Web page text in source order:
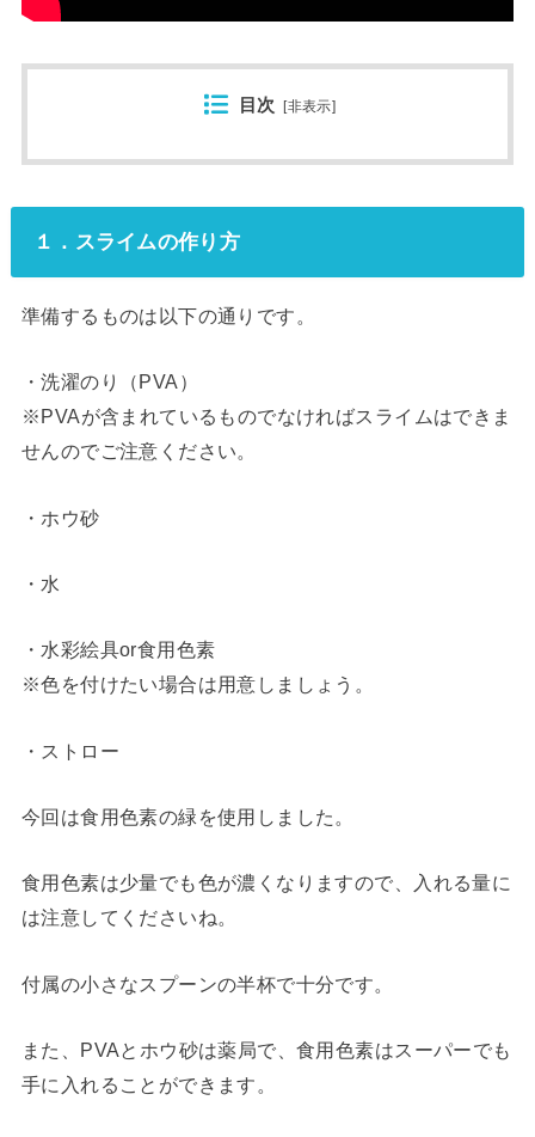
目次 [非表示]
１．スライムの作り方
準備するものは以下の通りです。
・洗濯のり（PVA）
※PVAが含まれているものでなければスライムはできま
せんのでご注意ください。
・ホウ砂
・水
・水彩絵具or食用色素
※色を付けたい場合は用意しましょう。
・ストロー
今回は食用色素の緑を使用しました。
食用色素は少量でも色が濃くなりますので、入れる量に
は注意してくださいね。
付属の小さなスプーンの半杯で十分です。
また、PVAとホウ砂は薬局で、食用色素はスーパーでも
手に入れることができます。